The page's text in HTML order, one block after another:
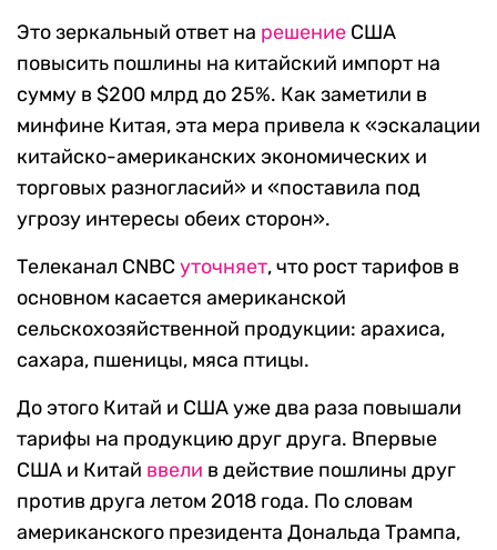
Это зеркальный ответ на решение США
повысить пошлины на китайский импорт на
сумму в $200 млрд до 25%. Как заметили в
минфине Китая, эта мера привела к «эскалации
китайско-американских экономических и
торговых разногласий» и «поставила под
угрозу интересы обеих сторон».
Телеканал CNBС уточняет, что рост тарифов в
основном касается американской
сельскохозяйственной продукции: арахиса,
сахара, пшеницы, мяса птицы.
До этого Китай и США уже два раза повышали
тарифы на продукцию друг друга. Впервые
США и Китай ввели в действие пошлины друг
против друга летом 2018 года. По словам
американского президента Дональда Трампа,